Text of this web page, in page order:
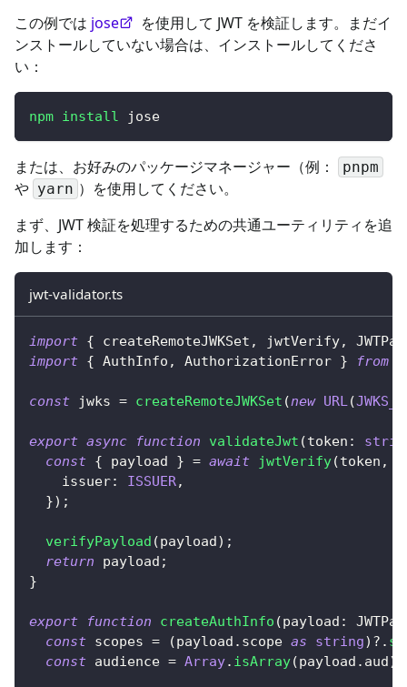
この例では jose
を使用して JWT を検証します。まだイ
ンストールしていない場合は、インストールしてくださ
い：
npm install jose
または、お好みのパッケージマネージャー（例： pnpm
や yarn ）を使用してください。
まず、JWT 検証を処理するための共通ユーティリティを追
加します：
jwt-validator.ts
import { createRemoteJWKSet , jwtVerify,
import { AuthInfo , AuthorizationError } from
const jwks = createRemoteJWKSet (new URL (
export async function validateJwt (token :
const { payload } = await jwtVerify(token ,
    issuer
: ISSUER,
}) ;
verifyPayload (payload) ;
return payload ;
}
export function createAuthInfo (payload :
const scopes = (payload . scope as string) ?.
const audience = Array. isArray(payload . aud)